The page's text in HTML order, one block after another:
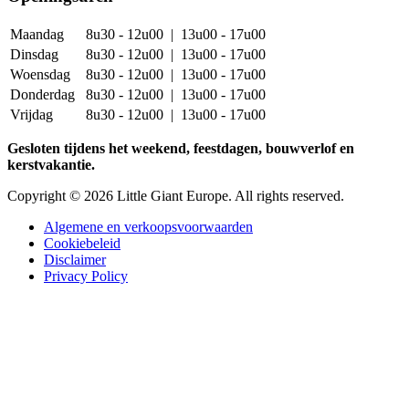
Maandag
8u30 - 12u00 | 13u00 - 17u00
Dinsdag
8u30 - 12u00 | 13u00 - 17u00
Woensdag
8u30 - 12u00 | 13u00 - 17u00
Donderdag
8u30 - 12u00 | 13u00 - 17u00
Vrijdag
8u30 - 12u00 | 13u00 - 17u00
Gesloten tijdens het weekend, feestdagen, bouwverlof en
kerstvakantie.
Copyright © 2026 Little Giant Europe. All rights reserved.
Disclaimer
Algemene en verkoopsvoorwaarden
Cookiebeleid
Disclaimer
Privacy Policy